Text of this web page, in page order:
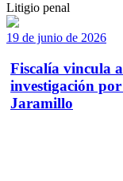
Litigio penal
19 de junio de 2026
Fiscalía vincula
investigación
Jaramillo